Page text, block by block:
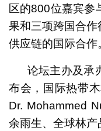
区的800位嘉宾参
果和三项跨国合
供应链的国际合作
论坛主办及承
布会，国际热带
Dr. Mohammed
余雨生、全球林